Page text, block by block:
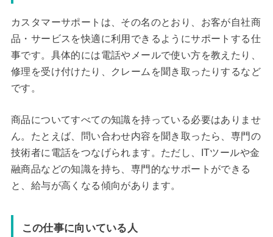
カスタマーサポートは、その名のとおり、お客が自社商
品・サービスを快適に利用できるようにサポートする仕
事です。具体的には電話やメールで使い方を教えたり、
修理を受け付けたり、クレームを聞き取ったりするなど
です。
商品についてすべての知識を持っている必要はありませ
ん。たとえば、問い合わせ内容を聞き取ったら、専門の
技術者に電話をつなげられます。ただし、ITツールや金
融商品などの知識を持ち、専門的なサポートができる
と、給与が高くなる傾向があります。
この仕事に向いている人